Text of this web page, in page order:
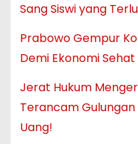
Sang Siswi yang
Prabowo Gempur
Demi Ekonomi
Jerat Hukum
Terancam Gulungan
Uang!